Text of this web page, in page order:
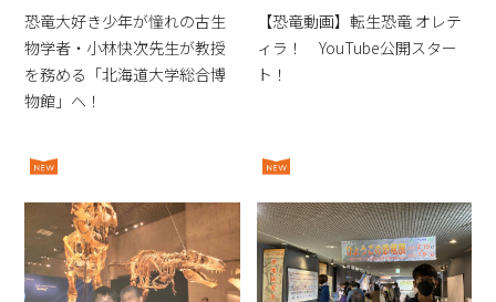
恐竜大好き少年が憧れの古生
物学者・小林快次先生が教授
を務める「北海道大学総合博
物館」へ！
【恐竜動画】転生恐竜 オレテ
ィラ！ YouTube公開スター
ト！